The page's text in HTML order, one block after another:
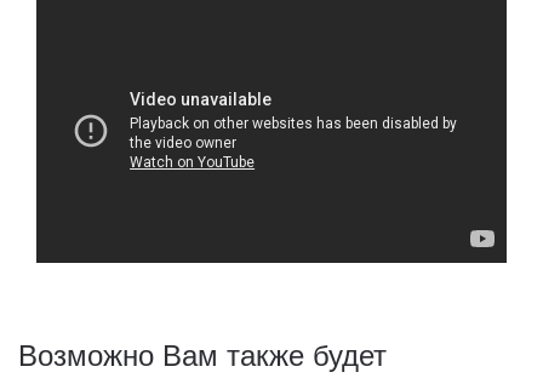
Возможно Вам также будет